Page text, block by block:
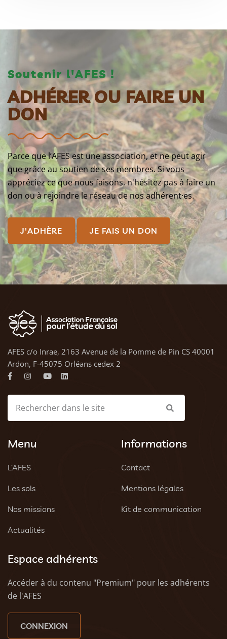
Soutenir l'AFES !
ADHÉRER OU FAIRE UN
DON
Parce que l’AFES est une association, et ne peut agir
que grâce au soutien de ses membres. Si vous
appréciez ce que nous faisons, n'hésitez pas à faire un
don ou à rejoindre le réseau de nos adhérent·es.
J'ADHÈRE JE FAIS UN DON
AFES c/o Inrae, 2163 Avenue de la Pomme de Pin CS 40001
Ardon, F-45075 Orléans cedex 2
Menu
L’AFES
Les sols
Nos missions
Actualités
Informations
Contact
Mentions légales
Kit de communication
Espace adhérents
Accéder à du contenu "Premium" pour les adhérents
de l'AFES
CONNEXION